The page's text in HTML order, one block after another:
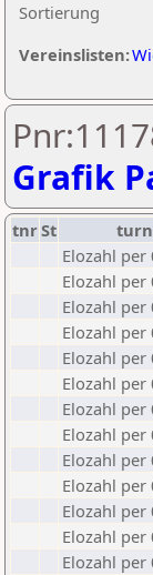
Sortierung
Vereinslisten:
Grafik
tnrSt
Elozahl per
Elozahl per
Elozahl per
Elozahl per
Elozahl per
Elozahl per
Elozahl per
Elozahl per
Elozahl per
Elozahl per
Elozahl per
Elozahl per
Elozahl per